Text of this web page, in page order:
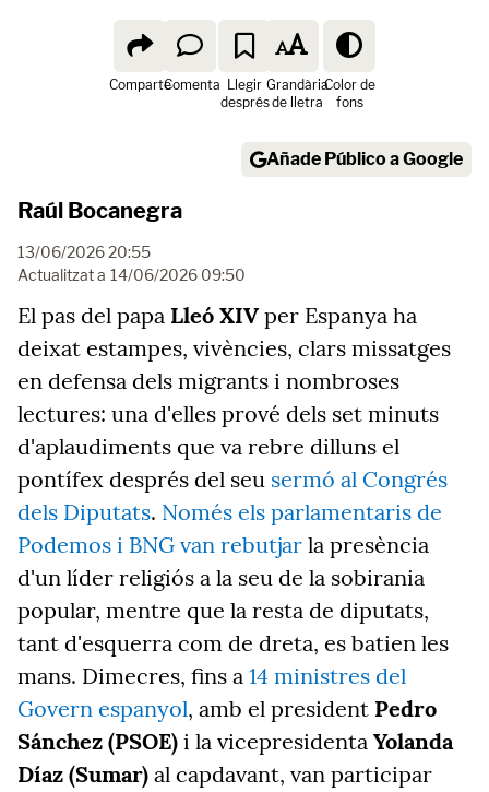
ComparteComenta Llegir
després
Grandària
de lletra
Color de
fons
Añade Público a Google
Raúl Bocanegra
13/06/2026 20:55
Actualitzat a 14/06/2026 09:50
El pas del papa Lleó XIVper Espanya ha
deixat estampes, vivències, clars missatges
en defensa dels migrants i nombroses
lectures: una d'elles prové dels set minuts
d'aplaudiments que va rebre dilluns el
pontífex després del seu sermó al Congrés
dels Diputats. Només els parlamentaris de
Podemos i BNG van rebutjar la presència
d'un líder religiós a la seu de la sobirania
popular, mentre que la resta de diputats,
tant d'esquerra com de dreta, es batien les
mans. Dimecres, fins a 14 ministres del
Govern espanyol, amb el president Pedro
Sánchez (PSOE) i la vicepresidenta Yolanda
Díaz (Sumar) al capdavant, van participar